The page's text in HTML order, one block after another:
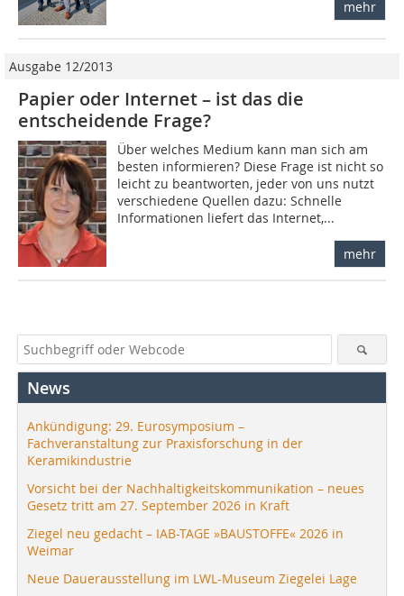
mehr
Ausgabe 12/2013
Papier oder Internet – ist das die
entscheidende Frage?
Über welches Medium kann man sich am
besten informieren? Diese Frage ist nicht so
leicht zu beantworten, jeder von uns nutzt
verschiedene Quellen dazu: Schnelle
Informationen liefert das Internet,...
mehr
News
Ankündigung: 29. Eurosymposium –
Fachveranstaltung zur Praxisforschung in der
Keramikindustrie
Vorsicht bei der Nachhaltigkeitskommunikation – neues
Gesetz tritt am 27. September 2026 in Kraft
Ziegel neu gedacht – IAB-TAGE »BAUSTOFFE« 2026 in
Weimar
Neue Dauerausstellung im LWL-Museum Ziegelei Lage